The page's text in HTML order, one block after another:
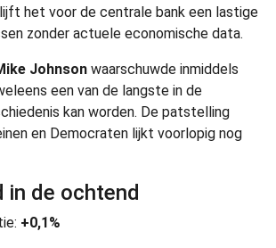
het voor de centrale bank een lastige
zonder actuele economische data.
Johnson waarschuwde inmiddels
een van de langste in de
kan worden. De patstelling
en Democraten lijkt voorlopig nog
in de ochtend
+0,1%